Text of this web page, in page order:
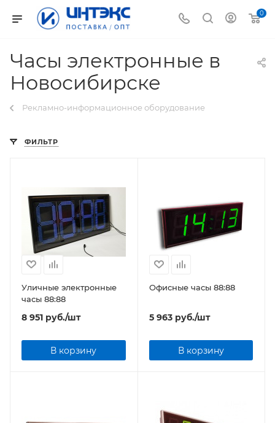
0
Часы электронные в
Новосибирске
Рекламно-информационное оборудование
ФИЛЬТР
Уличные электронные
часы 88:88
8 951 руб./шт
В корзину
Офисные часы 88:88
5 963руб./шт
В корзину